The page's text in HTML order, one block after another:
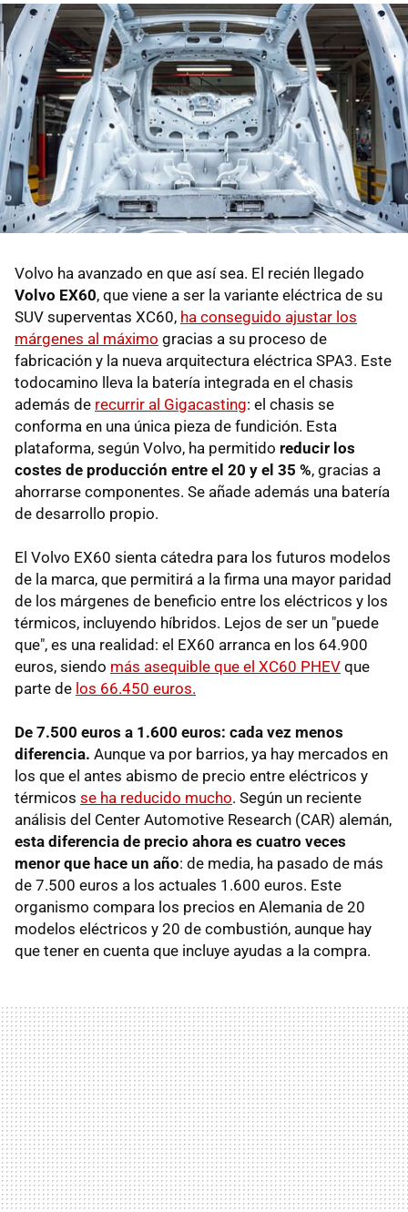
Volvo ha avanzado en que así sea. El recién llegado
Volvo EX60, que viene a ser la variante eléctrica de su
SUV superventas XC60, ha conseguido ajustar los
márgenes al máximo gracias a su proceso de
fabricación y la nueva arquitectura eléctrica SPA3. Este
todocamino lleva la batería integrada en el chasis
además de recurrir al Gigacasting: el chasis se
conforma en una única pieza de fundición. Esta
plataforma, según Volvo, ha permitido reducir los
costes de producción entre el 20 y el 35 %, gracias a
ahorrarse componentes. Se añade además una batería
de desarrollo propio.
El Volvo EX60 sienta cátedra para los futuros modelos
de la marca, que permitirá a la firma una mayor paridad
de los márgenes de beneficio entre los eléctricos y los
térmicos, incluyendo híbridos. Lejos de ser un "puede
que", es una realidad: el EX60 arranca en los 64.900
euros, siendo más asequible que el XC60 PHEV que
parte de los 66.450 euros.
De 7.500 euros a 1.600 euros: cada vez menos
diferencia. Aunque va por barrios, ya hay mercados en
los que el antes abismo de precio entre eléctricos y
térmicos se ha reducido mucho. Según un reciente
análisis del Center Automotive Research (CAR) alemán,
esta diferencia de precio ahora es cuatro veces
menor que hace un año: de media, ha pasado de más
de 7.500 euros a los actuales 1.600 euros. Este
organismo compara los precios en Alemania de 20
modelos eléctricos y 20 de combustión, aunque hay
que tener en cuenta que incluye ayudas a la compra.